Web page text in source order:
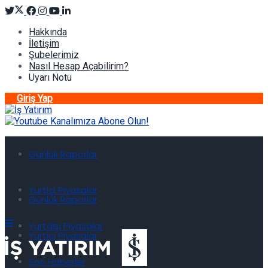
Hakkında
İletişim
Şubelerimiz
Nasıl Hesap Açabilirim?
Uyarı Notu
Giriş Yap
Günlük Raporlar
Yurtiçi Piyasalar
Yurtdışı Piyasalar
Son Haberler
Günlük Raporlar
Yurtiçi Piyasalar